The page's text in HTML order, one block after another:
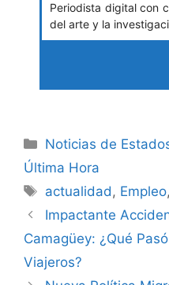
Periodista digital con
del arte y la
Categories
Noticias de
Última Hora
Tags
actualidad, Empleo,
Impactante
Camagüey: ¿Qué
Viajeros?